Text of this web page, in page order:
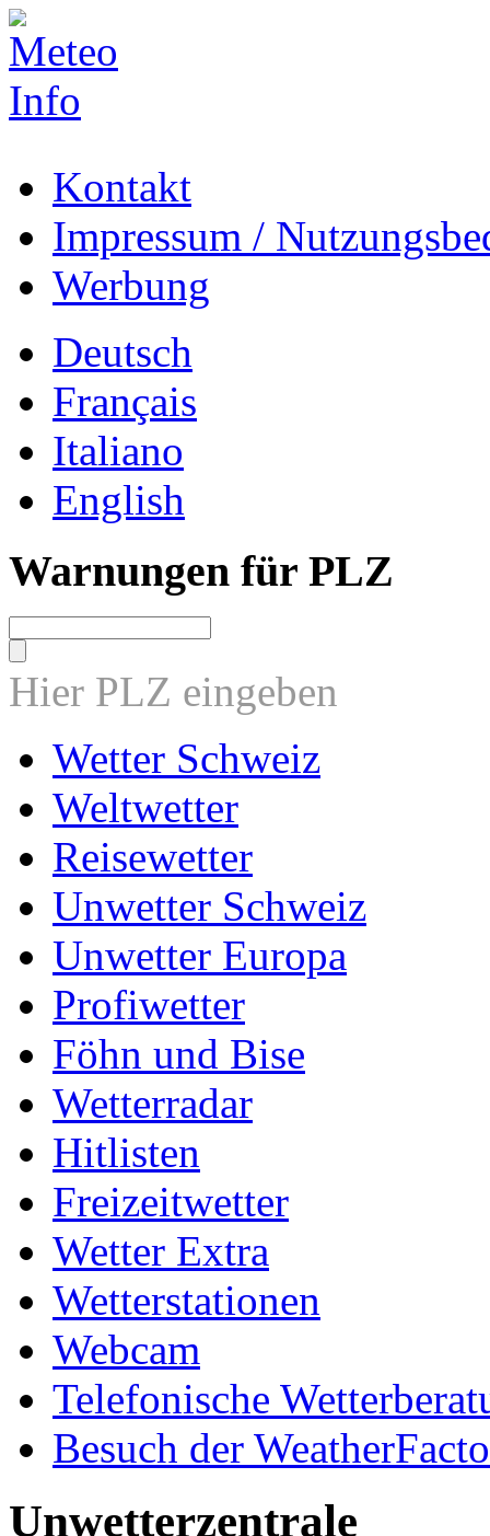
Kontakt
Impressum /
Werbung
Deutsch
Français
Italiano
English
Warnungen für PLZ
Hier PLZ eingeben
Wetter Schweiz
Weltwetter
Reisewetter
Unwetter Schweiz
Unwetter Europa
Profiwetter
Föhn und Bise
Wetterradar
Hitlisten
Freizeitwetter
Wetter Extra
Wetterstationen
Webcam
Telefonische
Besuch der
Unwetterzentrale